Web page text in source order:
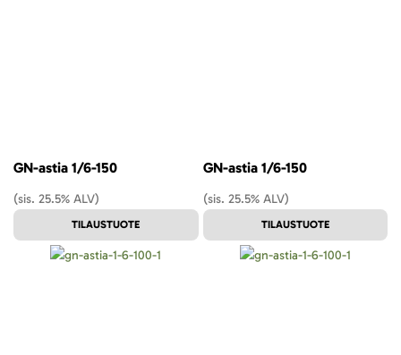
GN-astia 1/6-150
(sis. 25.5% ALV)
TILAUSTUOTE
GN-astia 1/6-150
(sis. 25.5% ALV)
TILAUSTUOTE